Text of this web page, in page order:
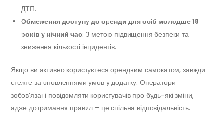
ДТП.
Обмеження доступу до оренди для осіб молодше 18
років у нічний час: З метою підвищення безпеки та
зниження кількості інцидентів.
Якщо ви активно користуєтеся орендним самокатом, завжди
стежте за оновленнями умов у додатку. Оператори
зобов’язані повідомляти користувачів про будь-які зміни,
адже дотримання правил – це спільна відповідальність.